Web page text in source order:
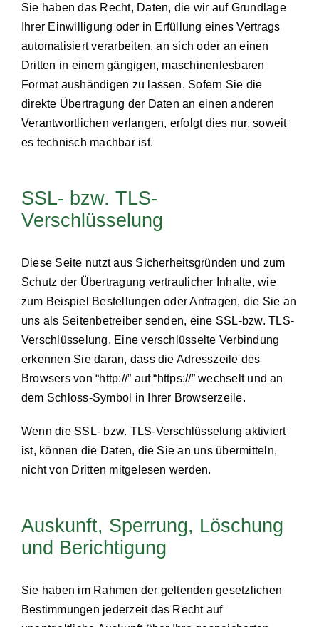
Sie haben das Recht, Daten, die wir auf Grundlage
Ihrer Einwilligung oder in Erfüllung eines Vertrags
automatisiert verarbeiten, an sich oder an einen
Dritten in einem gängigen, maschinenlesbaren
Format aushändigen zu lassen. Sofern Sie die
direkte Übertragung der Daten an einen anderen
Verantwortlichen verlangen, erfolgt dies nur, soweit
es technisch machbar ist.
SSL- bzw. TLS-
Verschlüsselung
Diese Seite nutzt aus Sicherheitsgründen und zum
Schutz der Übertragung vertraulicher Inhalte, wie
zum Beispiel Bestellungen oder Anfragen, die Sie an
uns als Seitenbetreiber senden, eine SSL-bzw. TLS-
Verschlüsselung. Eine verschlüsselte Verbindung
erkennen Sie daran, dass die Adresszeile des
Browsers von “http://” auf “https://” wechselt und an
dem Schloss-Symbol in Ihrer Browserzeile.
Wenn die SSL- bzw. TLS-Verschlüsselung aktiviert
ist, können die Daten, die Sie an uns übermitteln,
nicht von Dritten mitgelesen werden.
Auskunft, Sperrung, Löschung
und Berichtigung
Sie haben im Rahmen der geltenden gesetzlichen
Bestimmungen jederzeit das Recht auf